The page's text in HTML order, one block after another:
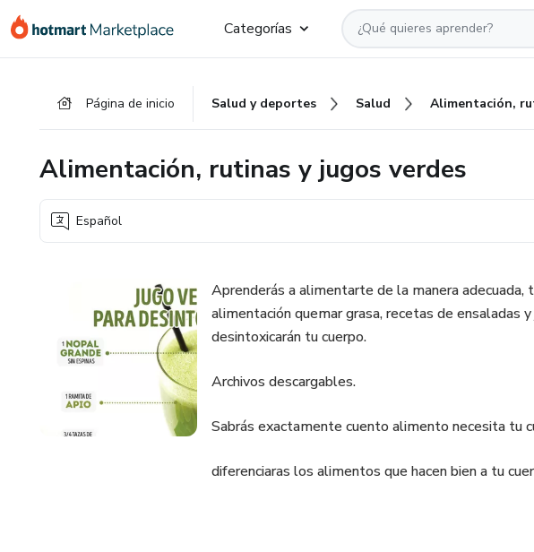
Categorías
Página de inicio Salud y deportes Salud
Alimentación, rutinas y jugos verdes
Español
Aprenderás a alimentarte de la manera
alimentación quemar grasa, recetas de ensaladas
desintoxicarán tu cuerpo.
Archivos descargables.
Sabrás exactamente cuento alimento necesita tu
diferenciaras los alimentos que hacen bien a tu